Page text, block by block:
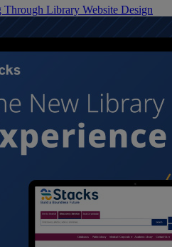
Library Website Design